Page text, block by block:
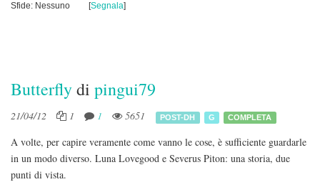
Sfide: Nessuno
[Segnala]
Butterflydi pingui79
21/04/12 1 1 5651 POST-DH G COMPLETA
A volte, per capire veramente come vanno le cose, è sufficiente guardarle
in un modo diverso. Luna Lovegood e Severus Piton: una storia, due
punti di vista.